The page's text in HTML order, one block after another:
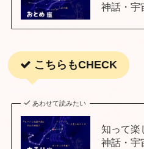
神話・宇
こちらもCHECK
あわせて読みたい
知って楽
神話・宇